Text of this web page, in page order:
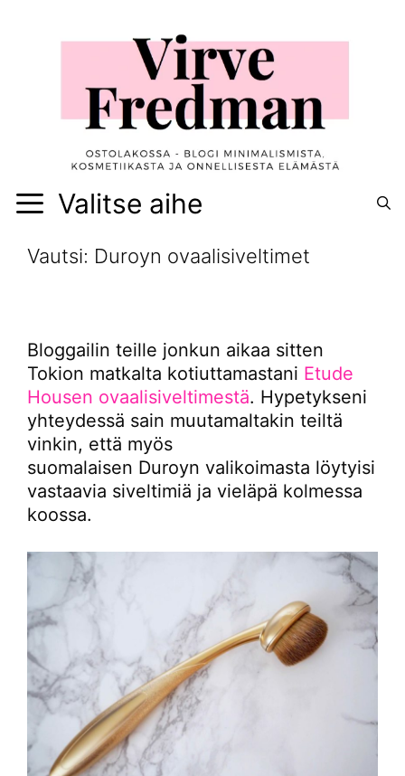
Valitse aihe
Vautsi: Duroyn ovaalisiveltimet
Bloggailin teille jonkun aikaa sitten
Tokion matkalta kotiuttamastani Etude
Housen ovaalisiveltimestä. Hypetykseni
yhteydessä sain muutamaltakin teiltä
vinkin, että myös
suomalaisen Duroyn valikoimasta löytyisi
vastaavia siveltimiä ja vieläpä kolmessa
koossa.